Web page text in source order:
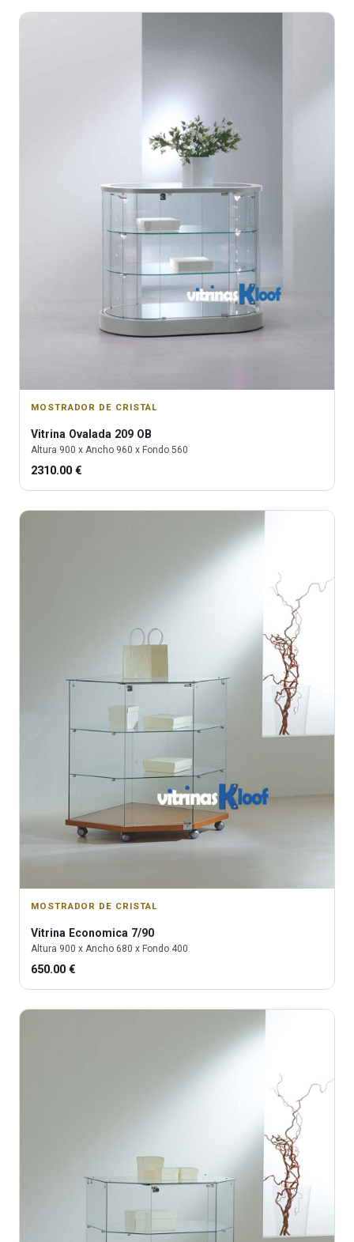
MOSTRADOR DE CRISTAL
Vitrina Ovalada 209 OB
Altura 900 x Ancho 960 x Fondo 560
2310.00 €
MOSTRADOR DE CRISTAL
Vitrina Economica 7/90
Altura 900 x Ancho 680 x Fondo 400
650.00 €